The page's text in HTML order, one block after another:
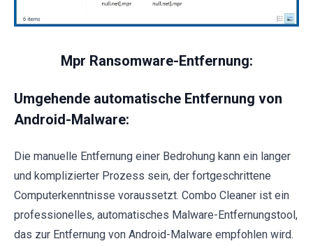
Mpr Ransomware-Entfernung:
Umgehende automatische Entfernung von
Android-Malware:
Die manuelle Entfernung einer Bedrohung kann ein langer
und komplizierter Prozess sein, der fortgeschrittene
Computerkenntnisse voraussetzt. Combo Cleaner ist ein
professionelles, automatisches Malware-Entfernungstool,
das zur Entfernung von Android-Malware empfohlen wird.